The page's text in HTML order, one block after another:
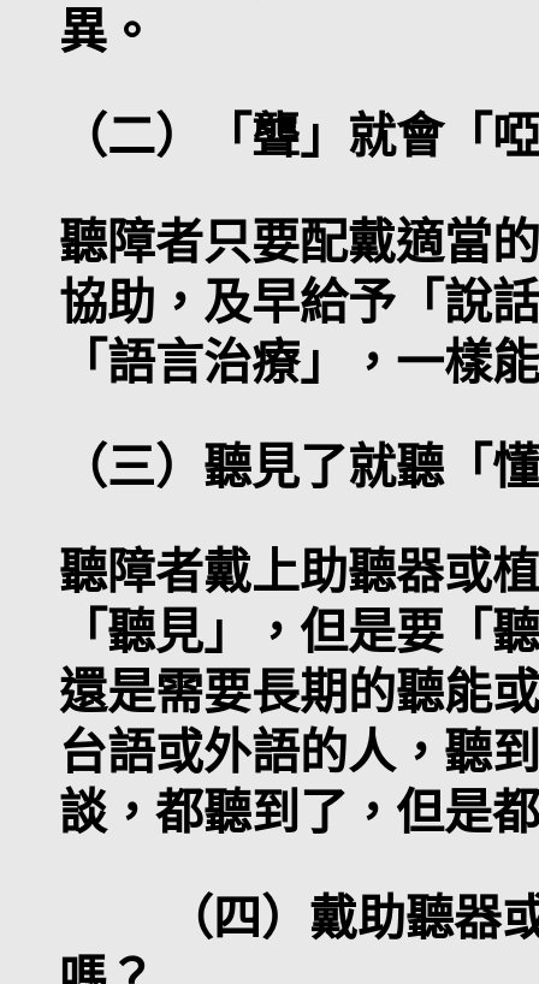
異。
（二）「聾」就會「
聽障者只要配戴適當
協助，及早給予「說
「語言治療」，一樣
（三）聽見了就聽「
聽障者戴上助聽器或
「聽見」，但是要「
還是需要長期的聽能
台語或外語的人，聽
談，都聽到了，但是
（四）戴助聽器或